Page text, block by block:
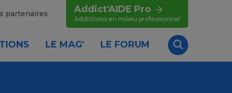
partenaires Addict'AIDE Pro
Addictions en milieu professionnel
LE MAG' LE FORUM
Recherche